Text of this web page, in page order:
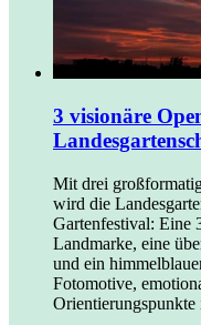
3 visionäre
Mit drei
wird die
Gartenfestival: Eine
Landmarke, eine
und ein
Fotomotive,
Orientierungspunkte